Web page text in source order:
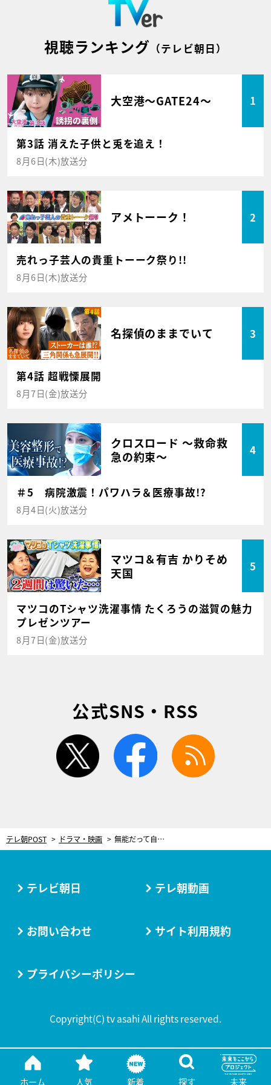
視聴ランキング （テレビ朝日）
大空港～GATE24～ 1
第3話 消えた子供と兎を追え！
8月6日(木)放送分
アメトーーク！ 2
売れっ子芸人の貴重トーーク祭り!!
8月6日(木)放送分
名探偵のままでいて 3
第4話 超戦慄展開
8月7日(金)放送分
クロスロード ～救命救
急の約束～
4
＃5 病院激震！パワハラ＆医療事故!?
8月4日(火)放送分
マツコ＆有吉 かりそめ
天国
5
マツコのTシャツ洗濯事情 たくろうの滋賀の魅力
プレゼンツアー
8月7日(金)放送分
公式SNS・RSS
twitter facebook
テレ朝POST ドラマ・映画 無能だって自信があればかっこいい!? 菜々緒、“ド下手なクレーンゲーム”でもギャラリーを魅了＜無能の鷹＞
ホーム 人気 新着 探す 未来
テレビ朝日 テレ朝動画
お問い合わせ サイト利用規約
プライバシーポリシー
Copyright(C) tv asahi All rights reserved.